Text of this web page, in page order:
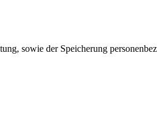
sowie der Speicherung